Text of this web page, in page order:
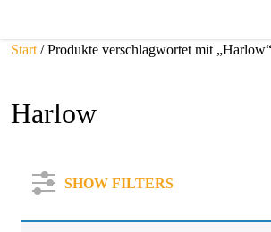
Start / Produkte verschlagwortet mit „Harlow“
Harlow
SHOW FILTERS